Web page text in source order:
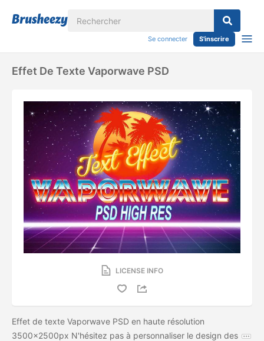
Se connecter S'inscrire
Effet De Texte Vaporwave PSD
LICENSE INFO
Effet de texte Vaporwave PSD en haute résolution
3500x2500px N'hésitez pas à personnaliser le design des